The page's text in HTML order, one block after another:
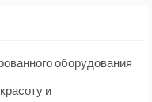
оборудования
и